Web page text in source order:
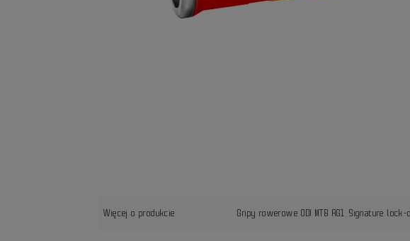
Więcej o produkcie Gripy rowerowe ODI MTB AG1 Signature